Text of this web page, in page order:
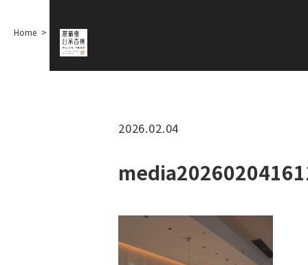
Home media20260204161139073
2026.02.04